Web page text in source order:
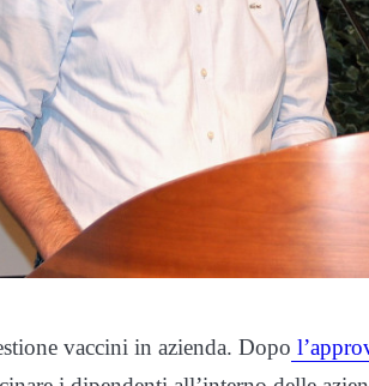
vaccini in azienda. Dopo